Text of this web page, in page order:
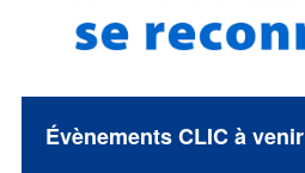
Évènements CLIC à venir